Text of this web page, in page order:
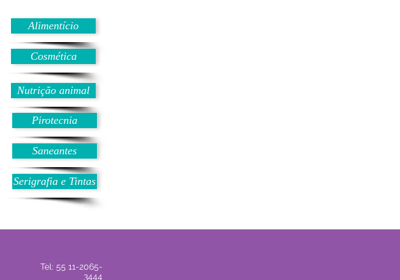
Alimentício
Cosmética
Nutrição animal
Pirotecnia
Saneantes
Serigrafia e Tintas
Tel: 55 11-2065-
3444